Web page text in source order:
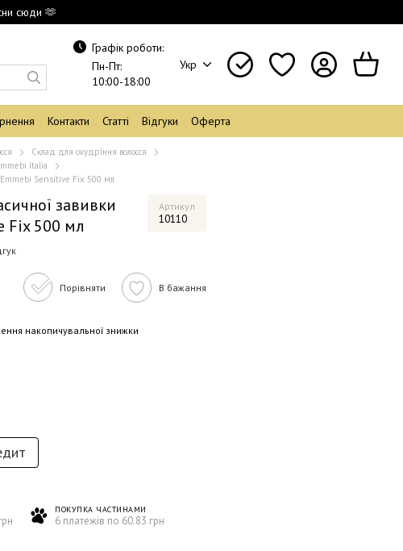
сюди 🫶
Графік роботи:
Пн-Пт:
10:00-18:00
Укр
Контакти Статті Відгуки Оферта
Склад для окудріння волосся
Italia
Emmebi Sensitive Fix 500 мл
завивки
Fix 500 мл
Артикул
10110
Порівняти В бажання
накопичувальної знижки
ПОКУПКА ЧАСТИНАМИ
6 платежів по 60.83 грн